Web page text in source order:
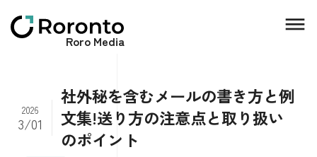
Roro Media
社外秘を含むメールの書き方と例
文集!送り方の注意点と取り扱い
のポイント
2026
3/01